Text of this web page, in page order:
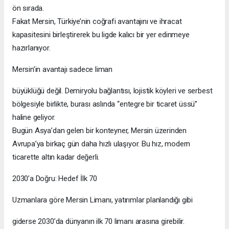
ön sırada.
Fakat Mersin, Türkiye’nin coğrafi avantajını ve ihracat
kapasitesini birleştirerek bu ligde kalıcı bir yer edinmeye
hazırlanıyor.
Mersin’in avantajı sadece liman
büyüklüğü değil. Demiryolu bağlantısı, lojistik köyleri ve serbest
bölgesiyle birlikte, burası aslında “entegre bir ticaret üssü”
haline geliyor.
Bugün Asya’dan gelen bir konteyner, Mersin üzerinden
Avrupa’ya birkaç gün daha hızlı ulaşıyor. Bu hız, modern
ticarette altın kadar değerli.
2030’a Doğru: Hedef İlk 70
Uzmanlara göre Mersin Limanı, yatırımlar planlandığı gibi
giderse 2030’da dünyanın ilk 70 limanı arasına girebilir.